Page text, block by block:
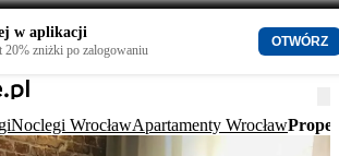
w aplikacji
20% zniżki po zalogowaniu
OTWÓRZ
Noclegi WrocławApartamenty Wrocław